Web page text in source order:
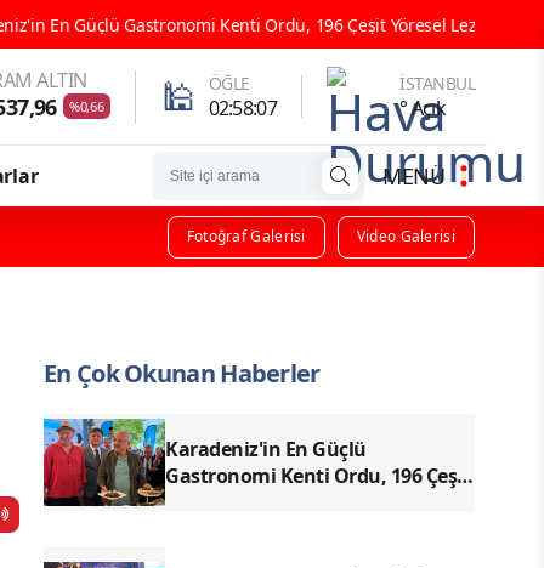
Kenti Ordu, 196 Çeşit Yöresel Lezzetiyle UNESCO Yolunda Emin
ALTIN
%0,66 🕌 ÖĞLE
02:58:06
İSTANBUL
° Açık
MENÜ
Fotoğraf Galerisi Video Galerisi
En Çok Okunan Haberler
Karadeniz'in En Güçlü
Gastronomi Kenti Ordu, 196 Çeşit